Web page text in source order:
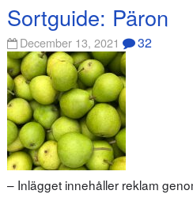
Sortguide: Päron
December 13, 2021 32
– Inlägget innehåller reklam